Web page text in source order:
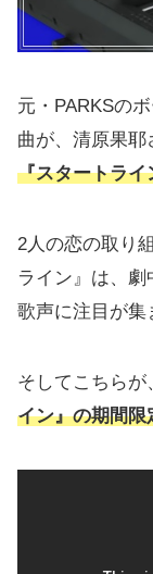
元・PARKSの
曲が、清原果耶
『スタートライ
2人の恋の取り
ライン』は、
歌声に注目が集
そしてこちらが
イン』の期間限